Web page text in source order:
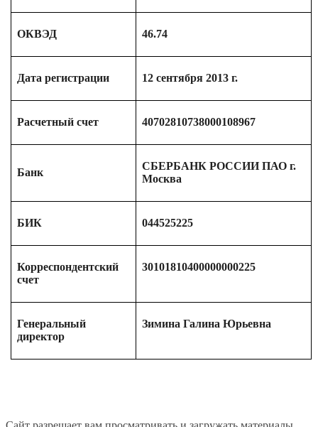
ОКВЭД 46.74
Дата регистрации 12 сентября 2013 г.
Расчетный счет 40702810738000108967
Банк
СБЕРБАНК РОССИИ ПАО г.
Москва
БИК 044525225
Корреспондентский
счет
30101810400000000225
Генеральный
директор
Зимина Галина Юрьевна